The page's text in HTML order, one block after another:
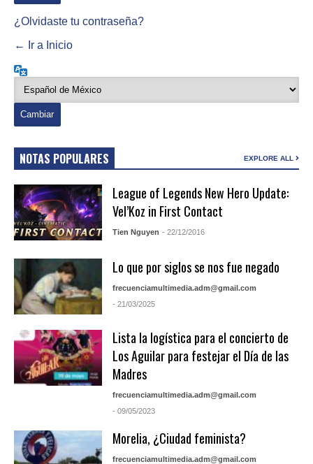
¿Olvidaste tu contraseña?
← Ir a Inicio
NOTAS POPULARES EXPLORE ALL
League of Legends New Hero Update:
Vel’Koz in First Contact
Tien Nguyen - 22/12/2016
Lo que por siglos se nos fue negado
frecuenciamultimedia.adm@gmail.com
- 21/03/2025
Lista la logística para el concierto de
Los Aguilar para festejar el Día de las
Madres
frecuenciamultimedia.adm@gmail.com
- 09/05/2023
Morelia, ¿Ciudad feminista?
frecuenciamultimedia.adm@gmail.com